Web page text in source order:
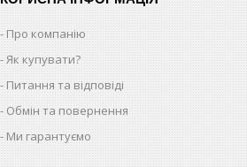
Про компанію
Як купувати?
Питання та відповіді
Обмін та повернення
Ми гарантуємо